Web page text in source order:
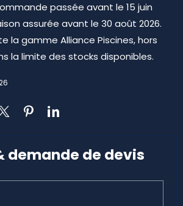
passée avant le 15 juin
assurée avant le 30 août 2026.
la gamme Alliance Piscines, hors
la limite des stocks disponibles.
demande de devis